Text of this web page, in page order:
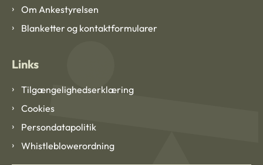
Om Ankestyrelsen
Blanketter og kontaktformularer
Links
Tilgængelighedserklæring
Cookies
Persondatapolitik
Whistleblowerordning